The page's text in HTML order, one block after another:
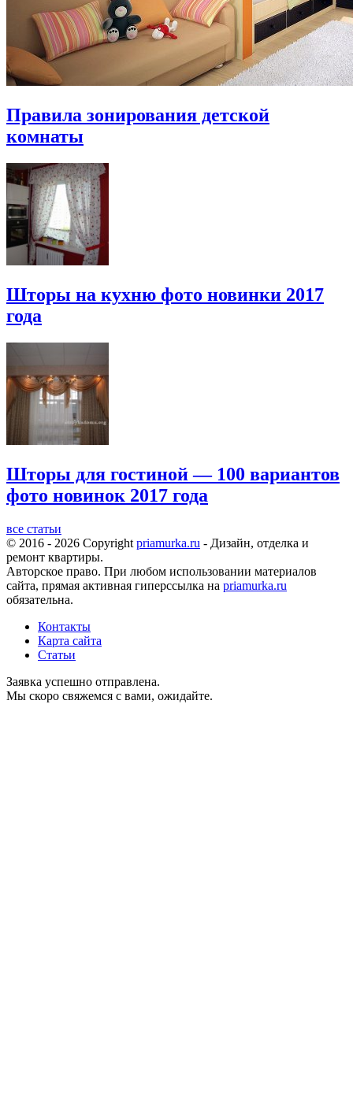
Правила зонирования детской
комнаты
Шторы на кухню фото новинки 2017
года
Шторы для гостиной — 100 вариантов
фото новинок 2017 года
все статьи
© 2016 - 2026 Copyright priamurka.ru - Дизайн, отделка и
ремонт квартиры.
Авторское право. При любом использовании материалов
сайта, прямая активная гиперссылка на priamurka.ru
обязательна.
Контакты
Карта сайта
Статьи
Заявка успешно отправлена.
Мы скоро свяжемся с вами, ожидайте.